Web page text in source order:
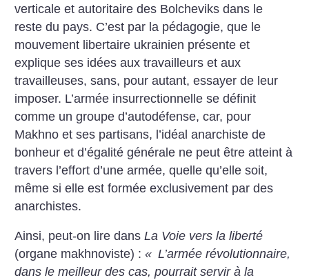
verticale et autoritaire des Bolcheviks dans le
reste du pays. C’est par la pédagogie, que le
mouvement libertaire ukrainien présente et
explique ses idées aux travailleurs et aux
travailleuses, sans, pour autant, essayer de leur
imposer. L’armée insurrectionnelle se définit
comme un groupe d’autodéfense, car, pour
Makhno et ses partisans, l’idéal anarchiste de
bonheur et d’égalité générale ne peut être atteint à
travers l’effort d’une armée, quelle qu’elle soit,
même si elle est formée exclusivement par des
anarchistes.
Ainsi, peut-on lire dansLa Voie vers la liberté
(organe makhnoviste) :« L’armée révolutionnaire,
dans le meilleur des cas, pourrait servir à la